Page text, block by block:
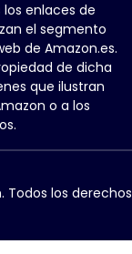
enlaces de
el segmento
de Amazon.es.
de dicha
que ilustran
o a los
los derechos